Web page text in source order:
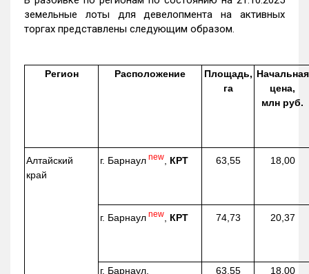
земельные лоты для девелопмента на активных
торгах представлены следующим образом.
Регион Расположение
Площадь,
га
Начальная
цена,
млн руб.
Алтайский
край
г. Барнаул new КРТ 63,55 18,00
г. Барнаул new КРТ 74,73 20,37
г. Барнаул, 63,55 18,00